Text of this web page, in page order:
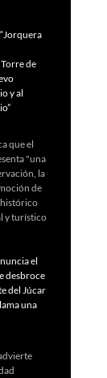
de
y al
que el
"una
la
de
y turístico
el
desbroce
del Júcar
una